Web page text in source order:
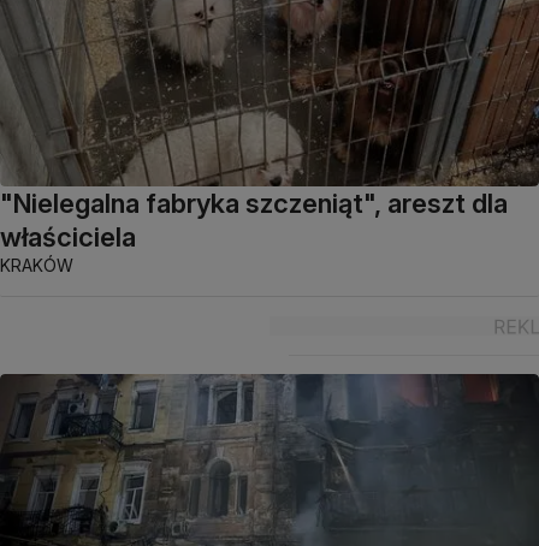
"Nielegalna fabryka szczeniąt", areszt dla
właściciela
KRAKÓW